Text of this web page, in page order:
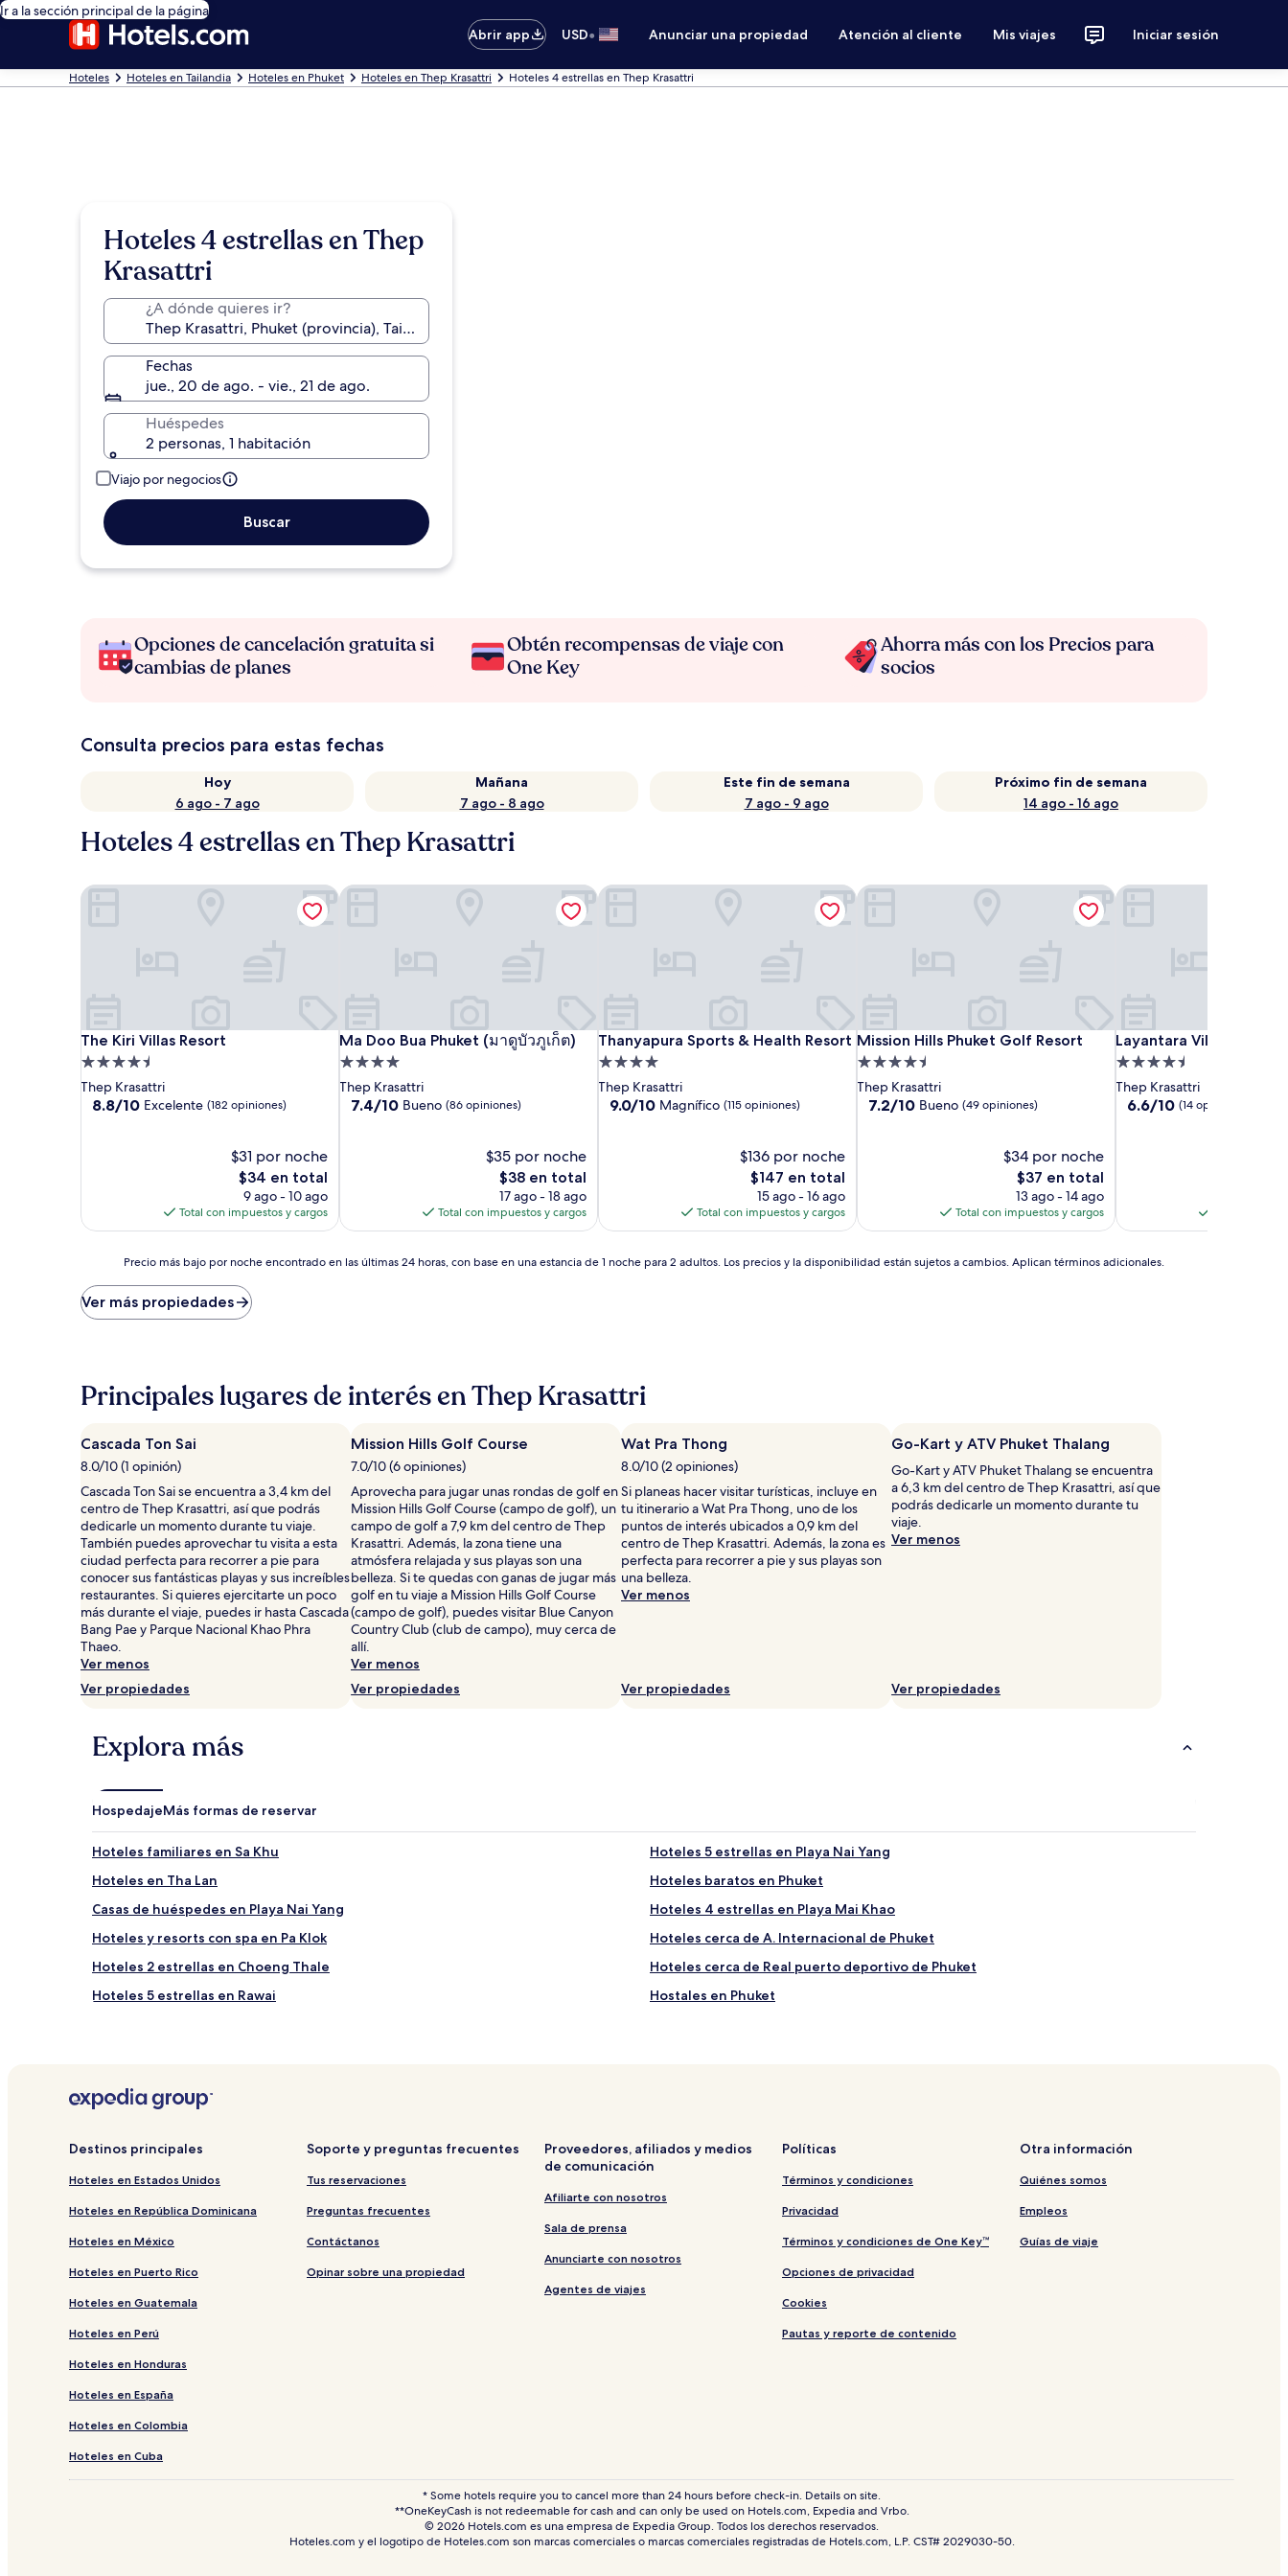
Ir a la sección principal de la página
Abrir app
USD• Anunciar una propiedad Atención al cliente Mis viajes Iniciar sesión
Hoteles Hoteles en Tailandia Hoteles en Phuket Hoteles en Thep Krasattri Hoteles 4 estrellas en Thep Krasattri
Hoteles 4 estrellas en Thep
Krasattri
¿A dónde quieres ir?
Fechas
jue., 20 de ago. - vie., 21 de ago.
Huéspedes
2 personas, 1 habitación
Viajo por negocios
Buscar
Opciones de cancelación gratuita si
cambias de planes
Obtén recompensas de viaje con
One Key
Ahorra más con los Precios para
socios
Consulta precios para estas fechas
Hoy
6 ago - 7 ago
Mañana
7 ago - 8 ago
Este fin de semana
7 ago - 9 ago
Próximo fin de semana
14 ago - 16 ago
Hoteles 4 estrellas en Thep Krasattri
The Kiri Villas Resort
The Kiri Villas Resort
Propiedad
de
4.5
Thep Krasattri
8.8
8.8/10 Excelente (182 opiniones)
$31 por noche
El
precio
actual
es
$34
$34 en total
9 ago - 10 ago
Total con impuestos y cargos
The Kiri Villas Resort
Ma Doo Bua Phuket (มาดูบัวภูเก็ต)
Ma Doo Bua Phuket (มาดูบัวภูเก็ต)
Propiedad
de
4.0
Thep Krasattri
7.4
7.4/10 Bueno (86 opiniones)
$35 por noche
El
precio
actual
es
$38
$38 en total
17 ago - 18 ago
Total con impuestos y cargos
Ma Doo Bua Phuket (มาดูบัวภูเก็ต)
Thanyapura Sports & Health Resort
Thanyapura Sports & Health Resort
Propiedad
de
4.0
Thep Krasattri
9.0
9.0/10 Magnífico (115 opiniones)
$136 por noche
El
precio
actual
es
$147
$147 en total
15 ago - 16 ago
Total con impuestos y cargos
Thanyapura Sports & Health Resort
Mission Hills Phuket Golf Resort
Mission Hills Phuket Golf Resort
Propiedad
de
4.5
Thep Krasattri
7.2
7.2/10 Bueno (49 opiniones)
$34 por noche
El
precio
actual
es
$37
$37 en total
13 ago - 14 ago
Total con impuestos y cargos
Mission Hills Phuket Golf Resort
Layantara Villas
Layantara Villas
Propiedad
de
4.5
Thep Krasattri
6.6
6.6/10 (14 opiniones)
Layantara Villas
bajo
por
las
últimas
horas,
con
base
en
una
estancia
de
1
noche
para
2
adultos.
Los
precios
y
la
sujetos
Aplican
términos
adicionales.
Precio más bajo por noche encontrado en las últimas 24 horas, con base en una estancia de 1 noche para 2 adultos. Los precios y la disponibilidad están sujetos a cambios. Aplican términos adicionales.
Ver más propiedades
Principales lugares de interés en Thep Krasattri
Cascada Ton Sai
8.0/10 (1 opinión)
Cascada Ton Sai se encuentra a 3,4 km del
centro de Thep Krasattri, así que podrás
dedicarle un momento durante tu viaje.
También puedes aprovechar tu visita a esta
ciudad perfecta para recorrer a pie para
conocer sus fantásticas playas y sus increíbles
restaurantes. Si quieres ejercitarte un poco
más durante el viaje, puedes ir hasta Cascada
Bang Pae y Parque Nacional Khao Phra
Thaeo.
Ver menos
Ver propiedades
Mission Hills Golf Course
7.0/10 (6 opiniones)
Aprovecha para jugar unas rondas de golf en
Mission Hills Golf Course (campo de golf), un
campo de golf a 7,9 km del centro de Thep
Krasattri. Además, la zona tiene una
atmósfera relajada y sus playas son una
belleza. Si te quedas con ganas de jugar más
golf en tu viaje a Mission Hills Golf Course
(campo de golf), puedes visitar Blue Canyon
Country Club (club de campo), muy cerca de
allí.
Ver menos
Ver propiedades
Wat Pra Thong
8.0/10 (2 opiniones)
Si planeas hacer visitar turísticas, incluye en
tu itinerario a Wat Pra Thong, uno de los
puntos de interés ubicados a 0,9 km del
centro de Thep Krasattri. Además, la zona es
perfecta para recorrer a pie y sus playas son
una belleza.
Ver menos
Ver propiedades
Go-Kart y ATV Phuket Thalang
Go-Kart y ATV Phuket Thalang se encuentra
a 6,3 km del centro de Thep Krasattri, así que
podrás dedicarle un momento durante tu
viaje.
Ver menos
Ver propiedades
Explora más
HospedajeMás formas de reservar
Hoteles familiares en Sa Khu
Hoteles 5 estrellas en Playa Nai Yang
Hoteles en Tha Lan
Hoteles baratos en Phuket
Casas de huéspedes en Playa Nai Yang
Hoteles 4 estrellas en Playa Mai Khao
Hoteles y resorts con spa en Pa Klok
Hoteles cerca de A. Internacional de Phuket
Hoteles 2 estrellas en Choeng Thale
Hoteles cerca de Real puerto deportivo de Phuket
Hoteles 5 estrellas en Rawai
Hostales en Phuket
Hoteles baratos en Kamala
Hoteles familiares en Laguna
Hoteles familiares en Phuket
Hoteles 5 estrellas en Sa Khu
Hoteles cerca de Playa Bang Tao
Casas de huéspedes en Phuket
Hoteles de playa en Laguna
Hoteles cerca de Santuario de elefantes de Phuket
Hoteles en Ban Bo Han
Hoteles de lujo en Pa Klok
Hoteles en Choeng Thale
Villas en Phuket
Hoteles 4 estrellas en Mai Khão
Hoteles de lujo en Kamala
Hoteles 4 estrellas en Chalong
Hoteles de playa en Sa Khu
Destinos principales
Hoteles en Estados Unidos
Hoteles en República Dominicana
Hoteles en México
Hoteles en Puerto Rico
Hoteles en Guatemala
Hoteles en Perú
Hoteles en Honduras
Hoteles en España
Hoteles en Colombia
Hoteles en Cuba
Soporte y preguntas frecuentes
Tus reservaciones
Preguntas frecuentes
Contáctanos
Opinar sobre una propiedad
Proveedores, afiliados y medios
de comunicación
Afiliarte con nosotros
Sala de prensa
Anunciarte con nosotros
Agentes de viajes
Políticas
Términos y condiciones
Privacidad
Términos y condiciones de One Key™
Opciones de privacidad
Cookies
Pautas y reporte de contenido
Otra información
Quiénes somos
Empleos
Guías de viaje
* Some hotels require you to cancel more than 24 hours before check-in. Details on site.
**OneKeyCash is not redeemable for cash and can only be used on Hotels.com, Expedia and Vrbo.
© 2026 Hotels.com es una empresa de Expedia Group. Todos los derechos reservados.
Hoteles.com y el logotipo de Hoteles.com son marcas comerciales o marcas comerciales registradas de Hotels.com, L.P. CST# 2029030-50.